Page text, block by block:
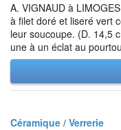
A. VIGNAUD à
à filet doré et liseré vert
leur soucoupe. (D. 14,5
une à un éclat au
Céramique / Verrerie